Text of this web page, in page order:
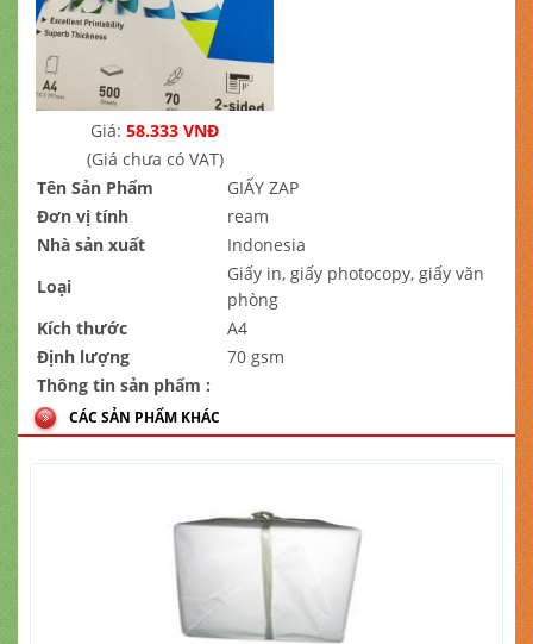
Giá: 58.333 VNĐ
(Giá chưa có VAT)
Tên Sản Phẩm
GIẤY ZAP
Đơn vị tính
ream
Nhà sản xuất
Indonesia
Loại
Giấy in, giấy photocopy, giấy văn
phòng
Kích thước
A4
Định lượng
70 gsm
Thông tin sản phẩm :
CÁC SẢN PHẨM KHÁC